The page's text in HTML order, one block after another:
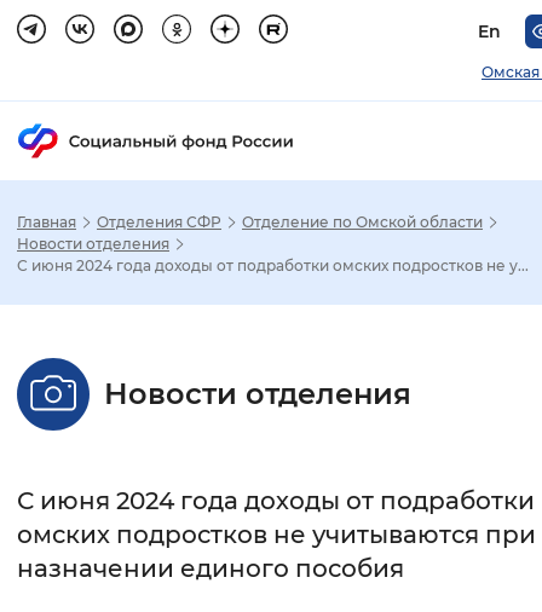
En
Омская
Настройка режима отображения
Стандартный Увеличенный
Интервал между буквами
Главная Отделения СФР
Отделение по Омской области
Новости отделения
С июня 2024 года доходы от подработки омских подростков не у...
Новости отделения
С июня 2024 года доходы от подработки
омских подростков не учитываются при
назначении единого пособия